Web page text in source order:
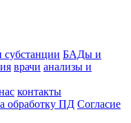
субстанции БАДы и
врачи анализы и
контакты
обработку ПД Согласие